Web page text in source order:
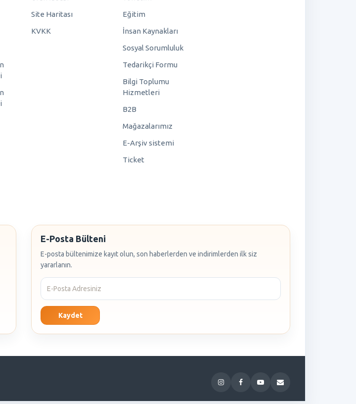
Site Haritası
KVKK
Eğitim
İnsan Kaynakları
Sosyal Sorumluluk
Tedarikçi Formu
Bilgi Toplumu
Hizmetleri
B2B
Mağazalarımız
E-Arşiv sistemi
Ticket
E-Posta Bülteni
E-posta bültenimize kayıt olun, son haberlerden ve indirimlerden ilk siz
yararlanın.
Kaydet